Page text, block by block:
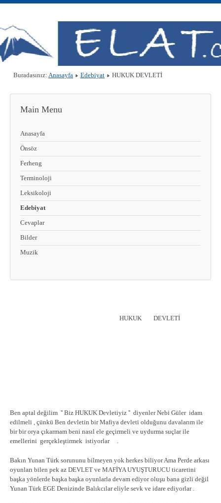
Buradasınız: Anasayfa Edebiyat HUKUK DEVLETİ
Main Menu
Anasayfa
Önsöz
Ferheng
Terminoloji
Leksikoloji
Edebiyat
Cevaplar
Bilder
Muzik
HUKUK DEVLETİ
Ben aptal değilim '' Biz HUKUK Devletiyiz '' diyenler Nebi Güler idam
edilmeli , çünkü Ben devletin bir Mafiya devleti olduğunu davalarım ile
bir bir orya çıkarmam beni nasıl ele geçirmeli ve uydurma suçlar ile
emellerini gerçekleştirmek istiyorlar .
Bakın Yunan Türk sorununu bilmeyen yok herkes biliyor Ama Perde arkası
oyunları bilen pek az DEVLET ve MAFİYA UYUŞTURUCU ticaretini
başka yönlerde başka başka oyunlarla devam ediyor oluşu bana gizli değil
Yunan Türk EGE Denizinde Balıkcılar eliyle sevk ve idare ediyorlar .